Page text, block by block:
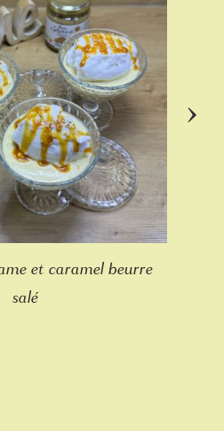
et caramel beurre
salé
›